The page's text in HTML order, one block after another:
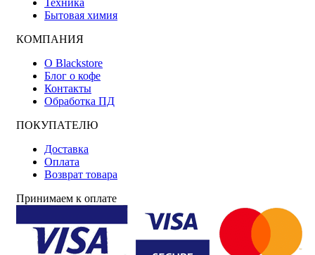
Бытовая химия
КОМПАНИЯ
О Blackstore
Блог о кофе
Контакты
Обработка ПД
ПОКУПАТЕЛЮ
Доставка
Оплата
Возврат товара
Принимаем к оплате